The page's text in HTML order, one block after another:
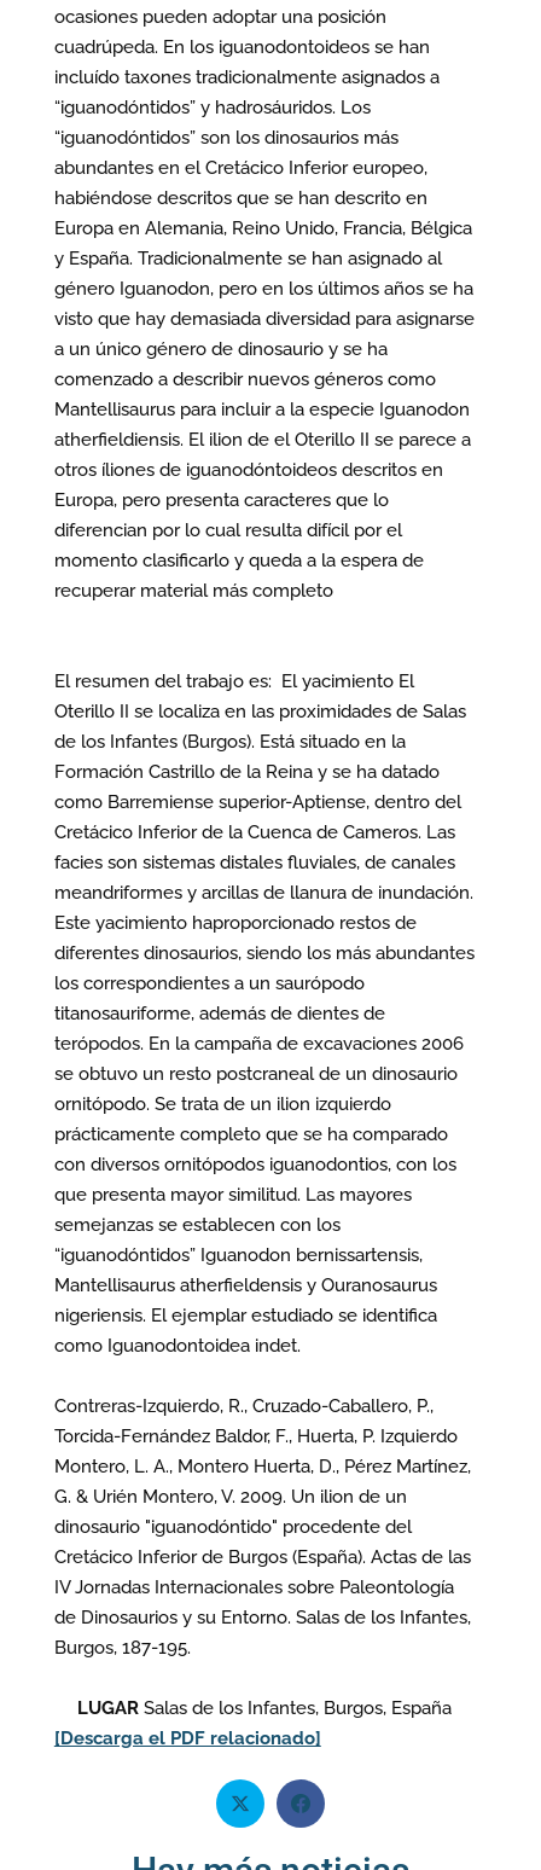
ocasiones pueden adoptar una posición
cuadrúpeda. En los iguanodontoideos se han
incluído taxones tradicionalmente asignados a
“iguanodóntidos” y hadrosáuridos. Los
“iguanodóntidos” son los dinosaurios más
abundantes en el Cretácico Inferior europeo,
habiéndose descritos que se han descrito en
Europa en Alemania, Reino Unido, Francia, Bélgica
y España. Tradicionalmente se han asignado al
género Iguanodon, pero en los últimos años se ha
visto que hay demasiada diversidad para asignarse
a un único género de dinosaurio y se ha
comenzado a describir nuevos géneros como
Mantellisaurus para incluir a la especie Iguanodon
atherfieldiensis. El ilion de el Oterillo II se parece a
otros íliones de iguanodóntoideos descritos en
Europa, pero presenta caracteres que lo
diferencian por lo cual resulta difícil por el
momento clasificarlo y queda a la espera de
recuperar material más completo
El resumen del trabajo es: El yacimiento El
Oterillo II se localiza en las proximidades de Salas
de los Infantes (Burgos). Está situado en la
Formación Castrillo de la Reina y se ha datado
como Barremiense superior-Aptiense, dentro del
Cretácico Inferior de la Cuenca de Cameros. Las
facies son sistemas distales fluviales, de canales
meandriformes y arcillas de llanura de inundación.
Este yacimiento haproporcionado restos de
diferentes dinosaurios, siendo los más abundantes
los correspondientes a un saurópodo
titanosauriforme, además de dientes de
terópodos. En la campaña de excavaciones 2006
se obtuvo un resto postcraneal de un dinosaurio
ornitópodo. Se trata de un ilion izquierdo
prácticamente completo que se ha comparado
con diversos ornitópodos iguanodontios, con los
que presenta mayor similitud. Las mayores
semejanzas se establecen con los
“iguanodóntidos” Iguanodon bernissartensis,
Mantellisaurus atherfieldensis y Ouranosaurus
nigeriensis. El ejemplar estudiado se identifica
como Iguanodontoidea indet.
Contreras-Izquierdo, R., Cruzado-Caballero, P.,
Torcida-Fernández Baldor, F., Huerta, P. Izquierdo
Montero, L. A., Montero Huerta, D., Pérez Martínez,
G. & Urién Montero, V. 2009. Un ilion de un
dinosaurio "iguanodóntido" procedente del
Cretácico Inferior de Burgos (España). Actas de las
IV Jornadas Internacionales sobre Paleontología
de Dinosaurios y su Entorno. Salas de los Infantes,
Burgos, 187-195.
LUGARSalas de los Infantes, Burgos, España
[Descarga el PDF relacionado]